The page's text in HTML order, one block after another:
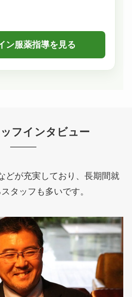
ン服薬指導を見る
フインタビュー
どが充実しており、長期間就
タッフも多いです。